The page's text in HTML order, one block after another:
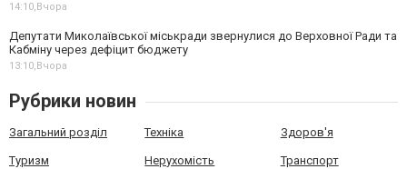
14:10, Вчора
Депутати Миколаївської міськради звернулися до Верховної Ради та
Кабміну через дефіцит бюджету
13:10, Вчора
Рубрики новин
Загальний розділ Техніка Здоров'я
Туризм Нерухомість Транспорт